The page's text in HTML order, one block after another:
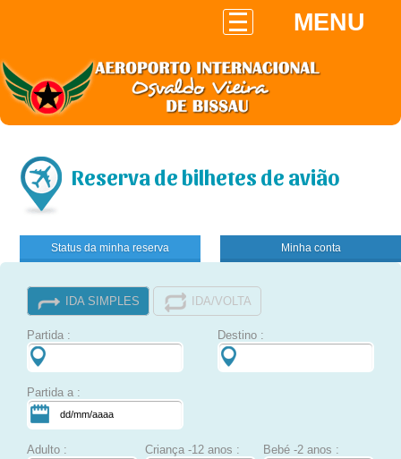
MENU
Reserva de bilhetes de avião
Status da minha reserva Minha conta
IDA SIMPLES IDA/VOLTA
Partida : Destino :
Partida a :
Adulto : Criança -12 anos : Bebé -2 anos :